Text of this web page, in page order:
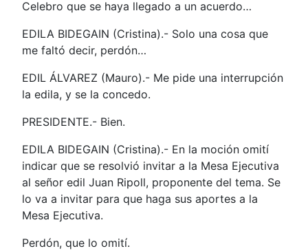
Celebro que se haya llegado a un acuerdo…
EDILA BIDEGAIN (Cristina).- Solo una cosa que
me faltó decir, perdón…
EDIL ÁLVAREZ (Mauro).- Me pide una interrupción
la edila, y se la concedo.
PRESIDENTE.- Bien.
EDILA BIDEGAIN (Cristina).- En la moción omití
indicar que se resolvió invitar a la Mesa Ejecutiva
al señor edil Juan Ripoll, proponente del tema. Se
lo va a invitar para que haga sus aportes a la
Mesa Ejecutiva.
Perdón, que lo omití.